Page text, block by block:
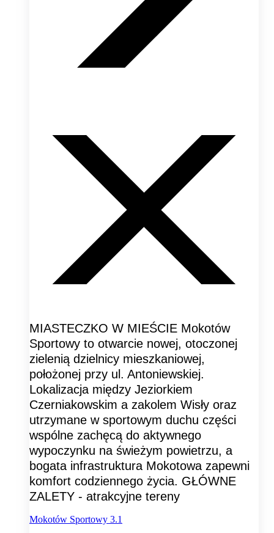
MIASTECZKO W MIEŚCIE Mokotów
Sportowy to otwarcie nowej, otoczonej
zielenią dzielnicy mieszkaniowej,
położonej przy ul. Antoniewskiej.
Lokalizacja między Jeziorkiem
Czerniakowskim a zakolem Wisły oraz
utrzymane w sportowym duchu części
wspólne zachęcą do aktywnego
wypoczynku na świeżym powietrzu, a
bogata infrastruktura Mokotowa zapewni
komfort codziennego życia. GŁÓWNE
ZALETY - atrakcyjne tereny
Mokotów Sportowy 3.1